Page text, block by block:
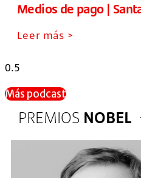
Medios de pago |
Leer más >
Más podcast
PREMIOS NOBEL